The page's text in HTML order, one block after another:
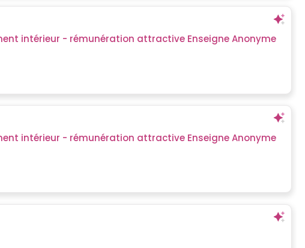
intérieur - rémunération attractive Enseigne Anonyme
intérieur - rémunération attractive Enseigne Anonyme